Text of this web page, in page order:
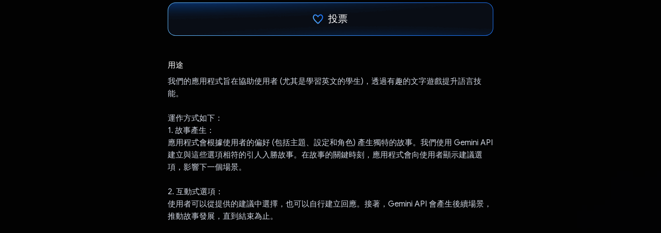
投票
用途
我們的應用程式旨在協助使用者 (尤其是學習英文的學生)，透過有趣的文字遊戲提升語言技
能。
運作方式如下：
1. 故事產生：
應用程式會根據使用者的偏好 (包括主題、設定和角色) 產生獨特的故事。我們使用 Gemini API
建立與這些選項相符的引人入勝故事。在故事的關鍵時刻，應用程式會向使用者顯示建議選
項，影響下一個場景。
2. 互動式選項：
使用者可以從提供的建議中選擇，也可以自行建立回應。接著，Gemini API 會產生後續場景，
推動故事發展，直到結束為止。